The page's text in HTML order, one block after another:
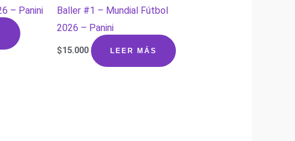
– Panini
Baller #1 – Mundial Fútbol
2026 – Panini
$15.000 LEER MÁS